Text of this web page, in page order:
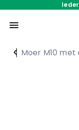
Moer M10 met